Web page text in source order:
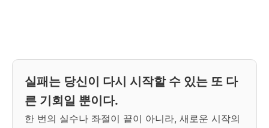
실패는 당신이 다시 시작할 수 있는 또 다
른 기회일 뿐이다.
한 번의 실수나 좌절이 끝이 아니라, 새로운 시작의